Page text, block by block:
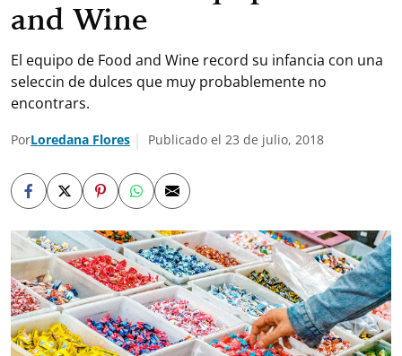
and Wine
El equipo de Food and Wine record su infancia con una
seleccin de dulces que muy probablemente no
encontrars.
PorLoredana Flores Publicado el 23 de julio, 2018